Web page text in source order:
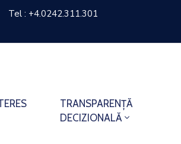
Tel : +4.0242.311.301
TRANSPARENȚĂ
DECIZIONALĂ